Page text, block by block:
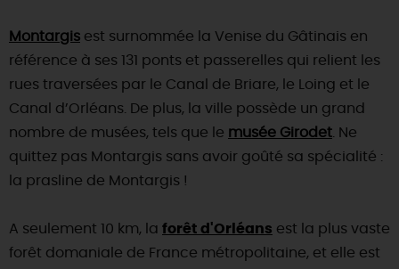
Montargis est surnommée la Venise du Gâtinais en
référence à ses 131 ponts et passerelles qui relient les
rues traversées par le Canal de Briare, le Loing et le
Canal d’Orléans. De plus, la ville possède un grand
nombre de musées, tels que le musée Girodet . Ne
quittez pas Montargis sans avoir goûté sa spécialité :
la prasline de Montargis !
A seulement 10 km, la forêt d'Orléans est la plus vaste
forêt domaniale de France métropolitaine, et elle est